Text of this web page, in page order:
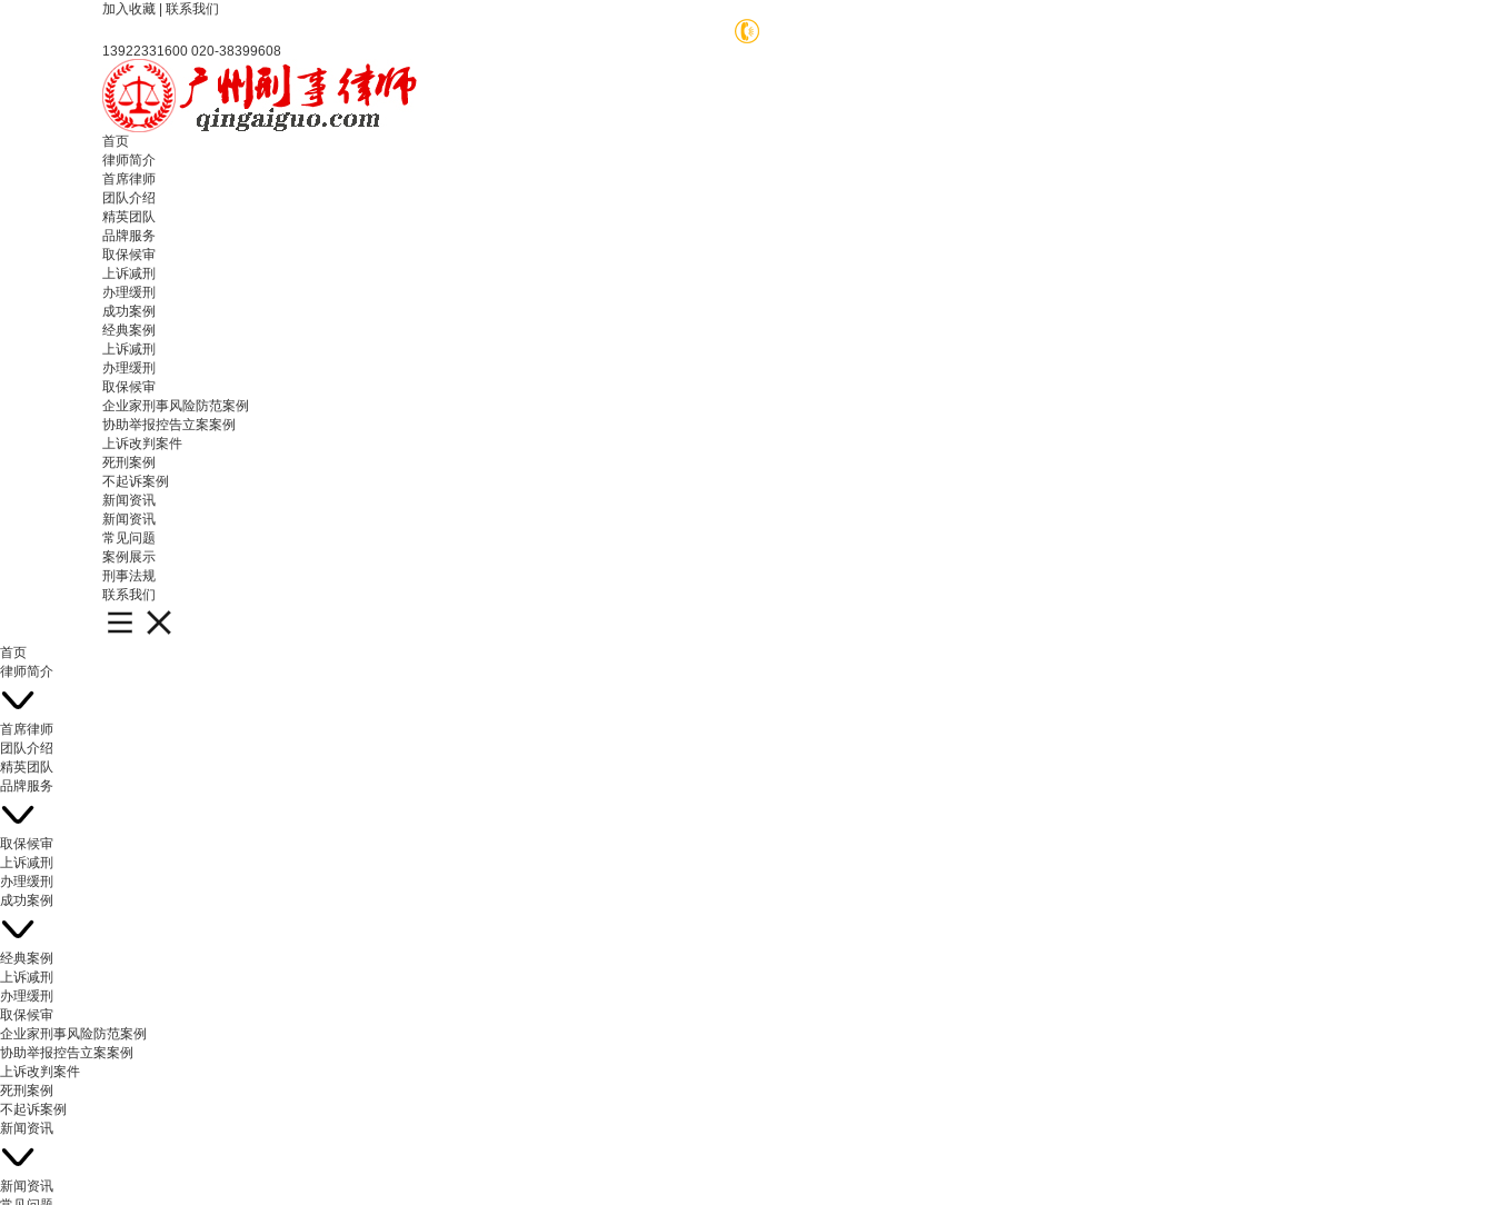
加入收藏 联系我们
13922331600 020-38399608
首页
律师简介
首席律师
团队介绍
精英团队
品牌服务
取保候审
上诉减刑
办理缓刑
成功案例
经典案例
上诉减刑
办理缓刑
取保候审
企业家刑事风险防范案例
协助举报控告立案案例
上诉改判案件
死刑案例
不起诉案例
新闻资讯
新闻资讯
常见问题
案例展示
刑事法规
联系我们
首页
律师简介
首席律师
团队介绍
精英团队
品牌服务
取保候审
上诉减刑
办理缓刑
成功案例
经典案例
上诉减刑
办理缓刑
取保候审
企业家刑事风险防范案例
协助举报控告立案案例
上诉改判案件
死刑案例
不起诉案例
新闻资讯
新闻资讯